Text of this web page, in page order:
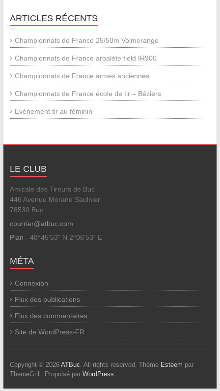
ARTICLES RÉCENTS
Championnats de France 25/50m Volmerange
Championnats de France arbalète field IR900
Championnats de France armes anciennes
Championnats de France école de tir – Béziers
Evènement tir au féminin
LE CLUB
Amicale des Tireurs de Buc
446 Avenue Morane Saulnier
78530 Buc
courrier@atbuc.com
Plan - 48°45'53" N 2°06'53" E
MÉTA
Connexion
Flux des publications
Flux des commentaires
Site de WordPress-FR
Copyright © 2026 ATBuc. All rights reserved. Thème Esteem par
ThemeGrill. Propulsé par WordPress.